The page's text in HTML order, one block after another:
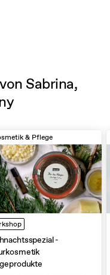
Sabrina,
& Pflege
-